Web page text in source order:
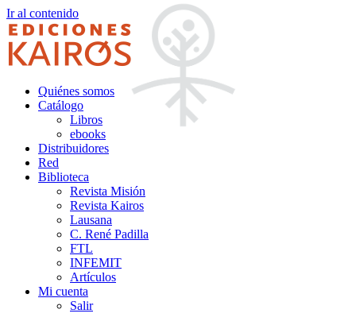
Ir al contenido
Quiénes somos
Catálogo
Libros
ebooks
Distribuidores
Red
Biblioteca
Revista Misión
Revista Kairos
Lausana
C. René Padilla
FTL
INFEMIT
Artículos
Mi cuenta
Salir